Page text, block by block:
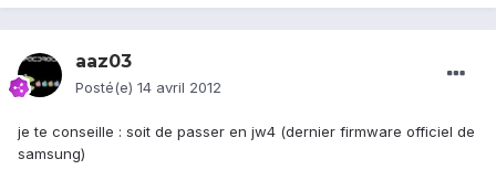
aaz03
Posté(e) 14 avril 2012
je te conseille : soit de passer en jw4 (dernier firmware officiel de
samsung)